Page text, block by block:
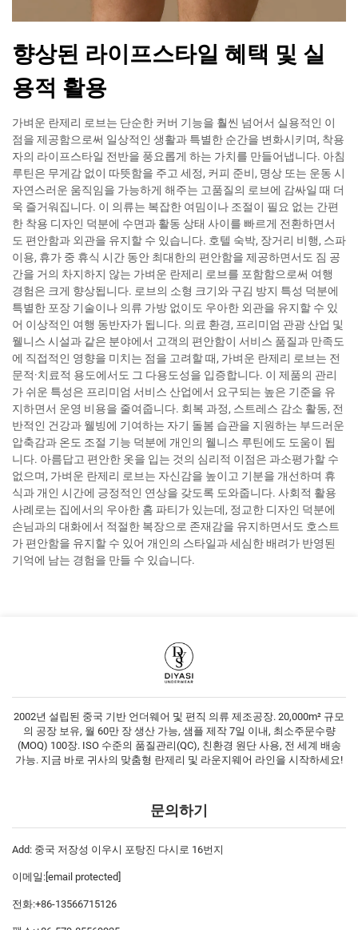
향상된 라이프스타일 혜택 및 실
용적 활용
가벼운 란제리 로브는 단순한 커버 기능을 훨씬 넘어서 실용적인 이
점을 제공함으로써 일상적인 생활과 특별한 순간을 변화시키며, 착용
자의 라이프스타일 전반을 풍요롭게 하는 가치를 만들어냅니다. 아침
루틴은 무게감 없이 따뜻함을 주고 세정, 커피 준비, 명상 또는 운동 시
자연스러운 움직임을 가능하게 해주는 고품질의 로브에 감싸일 때 더
욱 즐거워집니다. 이 의류는 복잡한 여밈이나 조절이 필요 없는 간편
한 착용 디자인 덕분에 수면과 활동 상태 사이를 빠르게 전환하면서
도 편안함과 외관을 유지할 수 있습니다. 호텔 숙박, 장거리 비행, 스파
이용, 휴가 중 휴식 시간 동안 최대한의 편안함을 제공하면서도 짐 공
간을 거의 차지하지 않는 가벼운 란제리 로브를 포함함으로써 여행
경험은 크게 향상됩니다. 로브의 소형 크기와 구김 방지 특성 덕분에
특별한 포장 기술이나 의류 가방 없이도 우아한 외관을 유지할 수 있
어 이상적인 여행 동반자가 됩니다. 의료 환경, 프리미엄 관광 산업 및
웰니스 시설과 같은 분야에서 고객의 편안함이 서비스 품질과 만족도
에 직접적인 영향을 미치는 점을 고려할 때, 가벼운 란제리 로브는 전
문적·치료적 용도에서도 그 다용도성을 입증합니다. 이 제품의 관리
가 쉬운 특성은 프리미엄 서비스 산업에서 요구되는 높은 기준을 유
지하면서 운영 비용을 줄여줍니다. 회복 과정, 스트레스 감소 활동, 전
반적인 건강과 웰빙에 기여하는 자기 돌봄 습관을 지원하는 부드러운
압축감과 온도 조절 기능 덕분에 개인의 웰니스 루틴에도 도움이 됩
니다. 아름답고 편안한 옷을 입는 것의 심리적 이점은 과소평가할 수
없으며, 가벼운 란제리 로브는 자신감을 높이고 기분을 개선하며 휴
식과 개인 시간에 긍정적인 연상을 갖도록 도와줍니다. 사회적 활용
사례로는 집에서의 우아한 홈 파티가 있는데, 정교한 디자인 덕분에
손님과의 대화에서 적절한 복장으로 존재감을 유지하면서도 호스트
가 편안함을 유지할 수 있어 개인의 스타일과 세심한 배려가 반영된
기억에 남는 경험을 만들 수 있습니다.
2002년 설립된 중국 기반 언더웨어 및 편직 의류 제조공장. 20,000m² 규모
의 공장 보유, 월 60만 장 생산 가능, 샘플 제작 7일 이내, 최소주문수량
(MOQ) 100장. ISO 수준의 품질관리(QC), 친환경 원단 사용, 전 세계 배송
가능. 지금 바로 귀사의 맞춤형 란제리 및 라운지웨어 라인을 시작하세요!
문의하기
Add: 중국 저장성 이우시 포탕진 다시로 16번지
이메일: [email protected]
전화:+86-13566715126